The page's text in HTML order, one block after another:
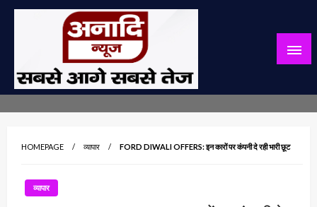
Skip
सबसे आगे सबसे तेज
HOMEPAGE व्यापार FORD DIWALI OFFERS: इन कारों पर कंपनी दे रही भारी छूट
व्यापार